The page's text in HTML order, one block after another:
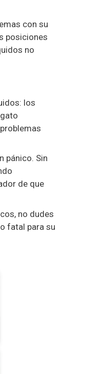
con su
posiciones
no
los
pánico. Sin
de que
no dudes
fatal para su